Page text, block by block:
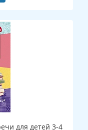
для детей 3-4